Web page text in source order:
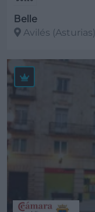
Belle
Avilés (Asturias)
Ver más